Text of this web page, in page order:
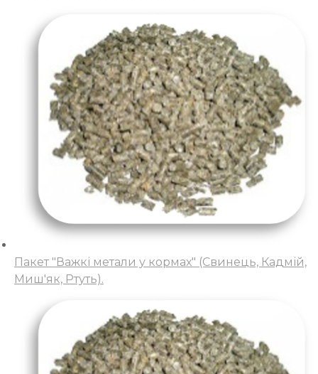
Пакет "Важкі метали у кормах" (Свинець, Кадмій,
Миш'як, Ртуть).